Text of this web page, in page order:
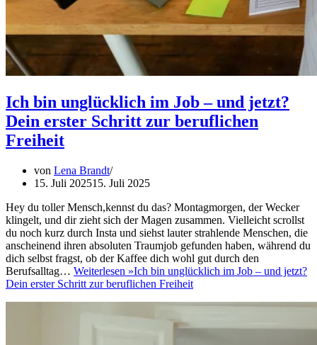
Ich bin unglücklich im Job – und jetzt?
Dein erster Schritt zur beruflichen
Freiheit​
von Lena Brandt
15. Juli 202515. Juli 2025
Hey du toller Mensch,kennst du das? Montagmorgen, der Wecker
klingelt, und dir zieht sich der Magen zusammen. Vielleicht scrollst
du noch kurz durch Insta und siehst lauter strahlende Menschen, die
anscheinend ihren absoluten Traumjob gefunden haben, während du
dich selbst fragst, ob der Kaffee dich wohl gut durch den
Berufsalltag… Weiterlesen »Ich bin unglücklich im Job – und jetzt?
Dein erster Schritt zur beruflichen Freiheit​